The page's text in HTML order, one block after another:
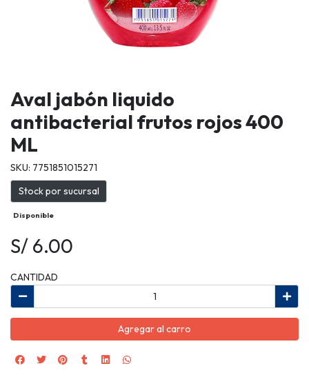
Aval jabón liquido
antibacterial frutos rojos 400
ML
SKU: 7751851015271
Stock por sucursal
Disponible
S/ 6.00
CANTIDAD
Agregar al carro